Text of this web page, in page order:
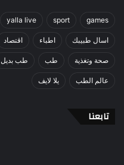
games
sport
yalla live
اسال طبيبك اطباء اقتصاد
صحة وتغذية طب طب بديل
عالم الطب يلا لايف
تابعنا